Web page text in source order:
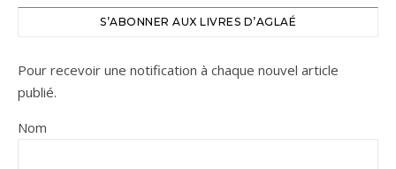
S’ABONNER AUX LIVRES D’AGLAÉ
Pour recevoir une notification à chaque nouvel article
publié.
Nom